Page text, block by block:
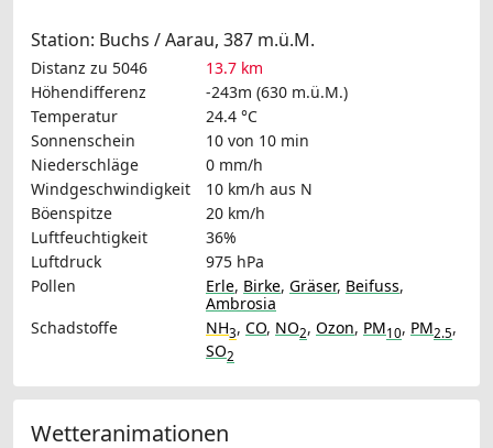
Station: Buchs / Aarau, 387 m.ü.M.
Distanz zu 5046
13.7 km
Höhendifferenz
-243m (630 m.ü.M.)
Temperatur
24.4 °C
Sonnenschein
10 von 10 min
Niederschläge
0 mm/h
Windgeschwindigkeit
10 km/h aus N
Böenspitze
20 km/h
Luftfeuchtigkeit
36%
Luftdruck
975 hPa
Pollen
Erle, Birke, Gräser, Beifuss,
Ambrosia
Schadstoffe
NH3, CO, NO2, Ozon, PM10, PM2.5,
SO2
Wetteranimationen